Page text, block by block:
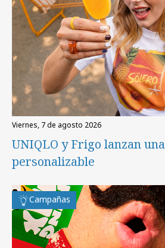
viernes, 7 de agosto 2026
UNIQLO y Frigo lanzan
personalizable
Campañas